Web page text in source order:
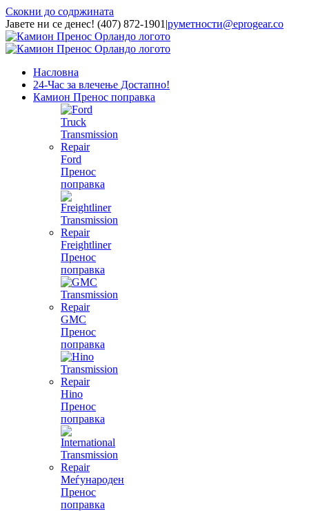
Скокни до содржината
Јавете ни се денес! (407) 872-1901 |pуметности@eprogear.со
Насловна
24-Час за влечење Достапно!
Камион Пренос поправка
Ford
Пренос
поправка
Freightliner
Пренос
поправка
GMC
Пренос
поправка
Hino
Пренос
поправка
Меѓународен
Пренос
поправка